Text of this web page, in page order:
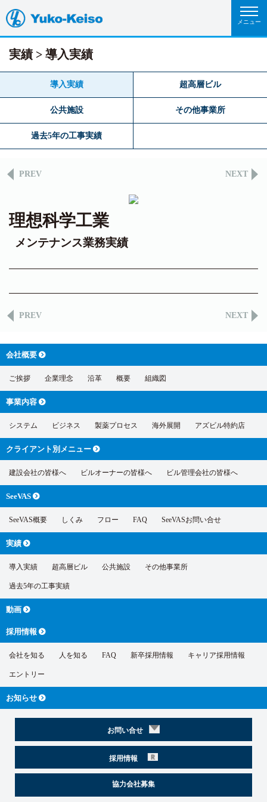
実績 導入実績
導入実績 超高層ビル
公共施設 その他事業所
過去5年の工事実績
PREV NEXT
理想科学工業
メンテナンス業務実績
PREV NEXT
会社概要
ご挨拶 企業理念 沿革 概要 組織図
事業内容
システム ビジネス 製薬プロセス 海外展開 アズビル特約店
クライアント別 メニュー
建設会社の皆様へ ビルオーナーの皆様へ ビル管理会社の皆様へ
SeeVAS
SeeVAS概要 しくみ フロー FAQ SeeVASお問い合せ
実績
導入実績 超高層ビル 公共施設 その他事業所
過去5年の工事実績
動画
採用情報
会社を知る 人を知る FAQ 新卒採用情報 キャリア採用情報
エントリー
お知らせ
お問い合せ
採用情報
協力会社募集